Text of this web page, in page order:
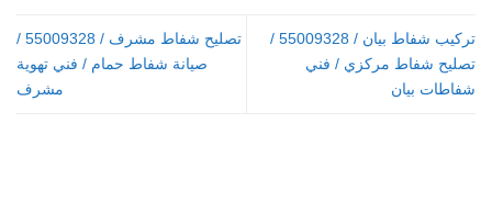
تركيب شفاط بيان / 55009328 /
تصليح شفاط مركزي / فني
شفاطات بيان
تصليح شفاط مشرف / 55009328 /
صيانة شفاط حمام / فني تهوية
مشرف